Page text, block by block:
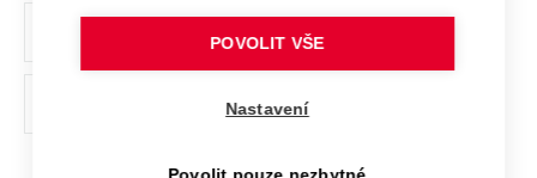
Ochrana osobních údajů
odkaz)
POVOLIT VŠE
Nastavení